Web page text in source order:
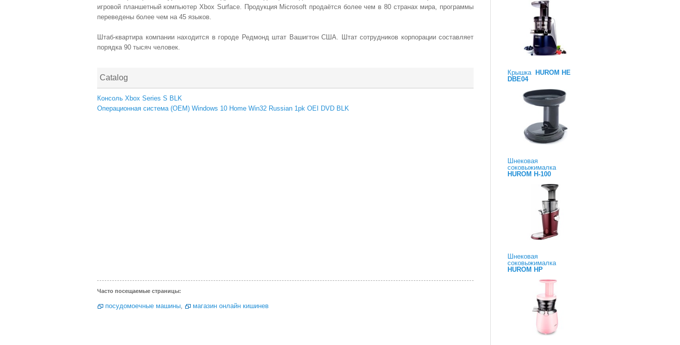
игровой планшетный компьютерXbox Surface. Продукция Microsoft продаётся более чем в 80 странах мира, программы
переведены более чем на 45 языков.
Штаб-квартира компании находится в городе Редмондштат Вашигтон США. Штат сотрудников корпорации составляет
порядка 90 тысяч человек.
Catalog
Консоль Xbox Series S BLK
Операционная система (OEM) Windows 10 Home Win32 Russian 1pk OEI DVD BLK
Часто посещаемые страницы:
посудомоечные машины, магазин онлайн кишинев
Крышка
HUROM HE
DBE04
Шнековая
соковыжималка
HUROM H-100
Шнековая
соковыжималка
HUROM HP